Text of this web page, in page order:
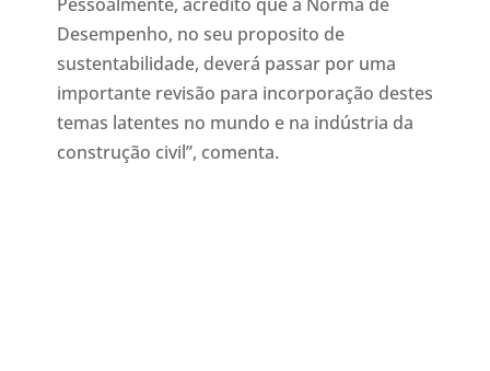
Desempenho, no seu proposito de
sustentabilidade, deverá passar por uma
importante revisão para incorporação destes
temas latentes no mundo e na indústria da
construção civil”, comenta.